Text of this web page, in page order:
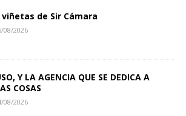
viñetas de Sir Cámara
08/2026
Y LA AGENCIA QUE SE DEDICA A
COSAS
08/2026